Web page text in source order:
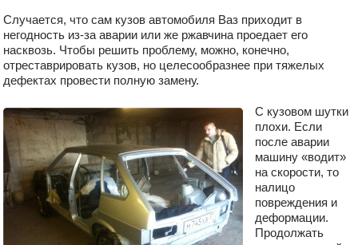
Случается, что сам кузов автомобиля Ваз приходит в
негодность из-за аварии или же ржавчина проедает его
насквозь. Чтобы решить проблему, можно, конечно,
отреставрировать кузов, но целесообразнее при тяжелых
дефектах провести полную замену.
С кузовом шутки
плохи. Если
после аварии
машину «водит»
на скорости, то
налицо
повреждения и
деформации.
Продолжать